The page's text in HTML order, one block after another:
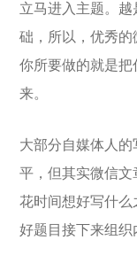
立马进入主题。
础，所以，优秀的
你所要做的就是
来。
大部分自媒体人
平，但其实微信
花时间想好写什
好题目接下来组织